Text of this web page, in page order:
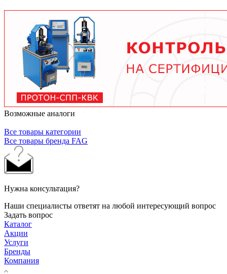
тяжелых условиях до 2 лет при нормальной
эксплуатации. Используйте только
рекомендованные производителем смазочные
материалы.
Возможные аналоги
Все товары категории
Все товары бренда FAG
Нужна консультация?
Наши специалисты ответят на любой интересующий вопрос
Задать вопрос
Каталог
Акции
Услуги
Бренды
Компания